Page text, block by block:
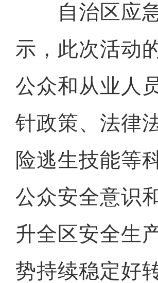
自治区应急
示，此次活动
公众和从业人
针政策、法律
险逃生技能等
公众安全意识
升全区安全生
势持续稳定好